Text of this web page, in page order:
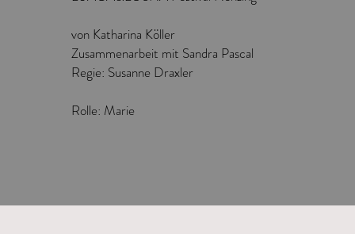
von Katharina Köller
Zusammenarbeit mit Sandra Pascal
Regie: Susanne Draxler
Rolle: Marie